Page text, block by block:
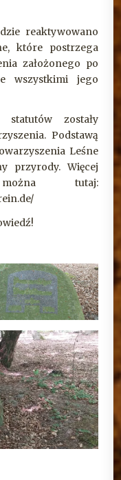
reaktywowano
które postrzega
założonego po
wszystkimi jego
zostały
Podstawą
Leśne
przyrody. Więcej
tutaj: